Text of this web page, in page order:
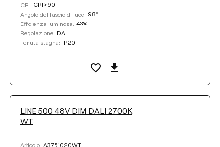
CRI: CRI>90
Angolo del fascio di luce: 98°
Efficienza luminosa: 43%
Regolazione: DALI
Tenuta stagna: IP20
LINE 500 48V DIM DALI 2700K
WT
Articolo: A3761020WT